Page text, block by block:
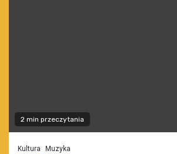
2 min przeczytania
Kultura Muzyka